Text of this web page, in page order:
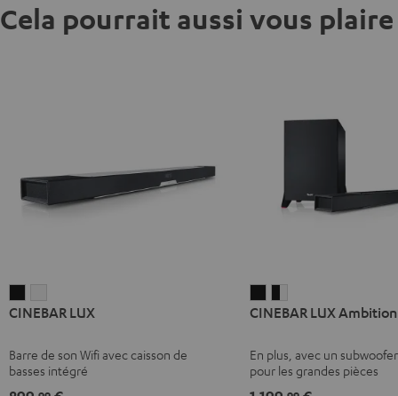
Cela pourrait aussi vous plaire
LUXLUX
CINEBAR LUX
Barre de son Wifi avec caisson de
basses intégré
LUX
Noir
LUX
Noir
/
CINEBAR LUX Ambition
En plus, avec un
pour les grandes pièces